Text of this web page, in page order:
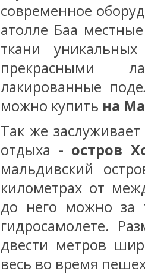
современное
атолле Баа
ткани
прекрасными
лакированные
можно купить на
Так же
отдыха - остров
мальдивский
километрах от
до него можно за
гидросамолете.
двести метров
весь во время